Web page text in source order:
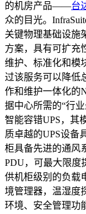
的机房产品——台
众的目光。
关键物理基础设施
方案，具有可扩充
维护、标准化和模
过该服务可以降低
作和维护一体化的
据中心所需的“行
智能容错UPS，其
质卓越的UPS设备
柜具备先进的通风
PDU，可最大限度
供机柜级别的负载
境管理器，温湿度
环境、安全管理功